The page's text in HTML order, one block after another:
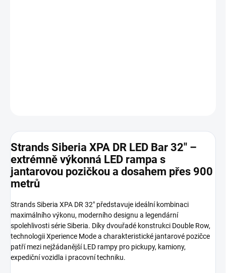
Strands Siberia XPA DR LED Bar 32" –
extrémně výkonná LED rampa s
jantarovou pozičkou a dosahem přes 900
metrů
Strands Siberia XPA DR 32" představuje ideální kombinaci
maximálního výkonu, moderního designu a legendární
spolehlivosti série Siberia. Díky dvouřadé konstrukci Double Row,
technologii Xperience Mode a charakteristické jantarové pozičce
patří mezi nejžádanější LED rampy pro pickupy, kamiony,
expediční vozidla i pracovní techniku.